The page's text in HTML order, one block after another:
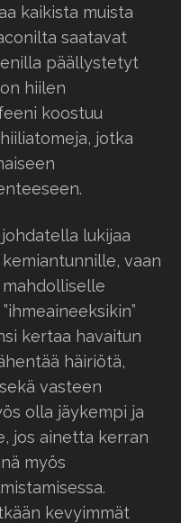
kaikista muista
saatavat
päällystetyt
hiilen
koostuu
jotka
lukijaa
vaan
kertaa havaitun
häiriötä,
vasteen
olla jäykempi ja
jos ainetta kerran
myös
kevyimmät